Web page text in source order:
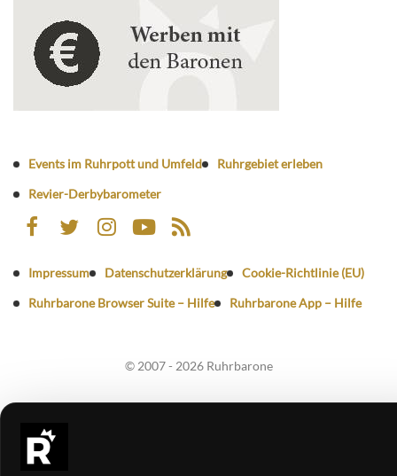
Events im Ruhrpott und Umfeld
Ruhrgebiet erleben
Revier-Derbybarometer
Impressum Datenschutzerklärung
Cookie-Richtlinie (EU)
Ruhrbarone Browser Suite – Hilfe
Ruhrbarone App – Hilfe
© 2007 - 2026 Ruhrbarone